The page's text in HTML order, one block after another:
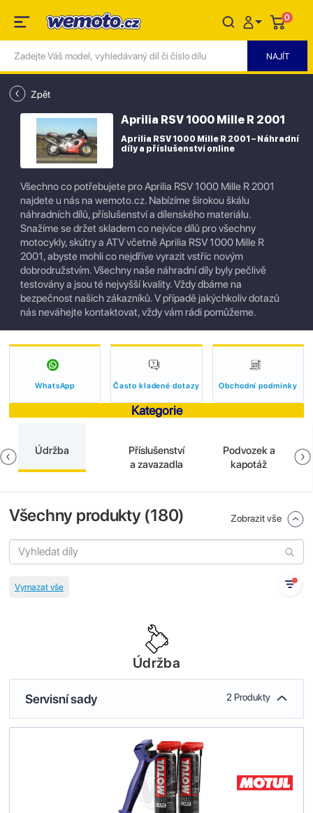
0
Zpět
Aprilia RSV 1000 Mille R 2001
Aprilia RSV 1000 Mille R 2001 – Náhradní
díly a příslušenství online
Všechno co potřebujete pro Aprilia RSV 1000 Mille R 2001
najdete u nás na wemoto.cz. Nabízíme širokou škálu
náhradních dílů, příslušenství a dílenského materiálu.
Snažíme se držet skladem co nejvíce dílů pro všechny
motocykly, skútry a ATV včetně Aprilia RSV 1000 Mille R
2001, abyste mohli co nejdříve vyrazit vstříc novým
dobrodružstvím. Všechny naše náhradní díly byly pečlivě
testovány a jsou té nejvyšší kvality. Vždy dbáme na
bezpečnost našich zákazníků. V případě jakýchkoliv dotazů
nás neváhejte kontaktovat, vždy vám rádi pomůžeme.
WhatsApp Často kladené dotazy Obchodní podmínky
Kategorie
Údržba
Příslušenství
a zavazadla
Podvozek a
kapotáž
Všechny produkty (180) Zobrazit vše
Údržba
Servisní sady 2 Produkty